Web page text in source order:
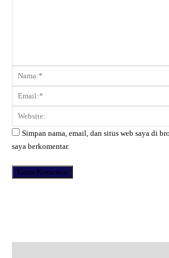
Komentar:
Simpan nama, email, dan situs web saya di
saya berkomentar.